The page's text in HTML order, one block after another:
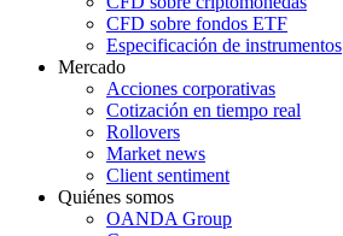
CFD sobre fondos ETF
Especificación de instrumentos
Mercado
Acciones corporativas
Cotización en tiempo real
Rollovers
Market news
Client sentiment
Quiénes somos
OANDA Group